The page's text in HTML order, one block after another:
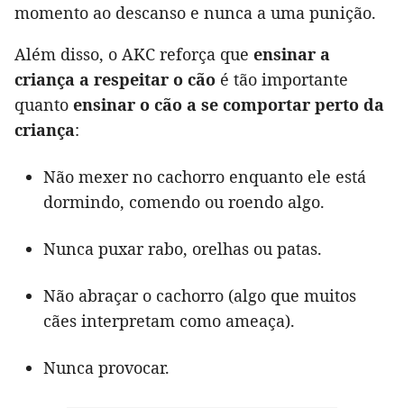
momento ao descanso e nunca a uma punição.
Além disso, o AKC reforça que ensinar a
criança a respeitar o cão é tão importante
quanto ensinar o cão a se comportar perto da
criança:
Não mexer no cachorro enquanto ele está
dormindo, comendo ou roendo algo.
Nunca puxar rabo, orelhas ou patas.
Não abraçar o cachorro (algo que muitos
cães interpretam como ameaça).
Nunca provocar.